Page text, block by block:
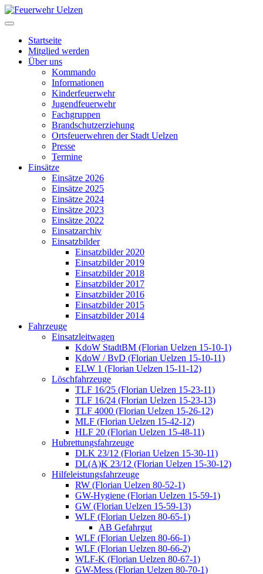
Startseite
Mitglied werden
Über uns
Kommando
Informationen
Kinderfeuerwehr
Jugendfeuerwehr
Fachgruppen
Brandschutzerziehung
Ortsfeuerwehren der Stadt Uelzen
Presse
Termine
Einsätze
Einsätze 2026
Einsätze 2025
Einsätze 2024
Einsätze 2023
Einsätze 2022
Einsatzarchiv
Einsatzbilder
Einsatzbilder 2020
Einsatzbilder 2019
Einsatzbilder 2018
Einsatzbilder 2017
Einsatzbilder 2016
Einsatzbilder 2015
Einsatzbilder 2014
Fahrzeuge
Einsatzleitwagen
KdoW StadtBM (Florian Uelzen 15-10-1)
KdoW / BvD (Florian Uelzen 15-10-11)
ELW 1 (Florian Uelzen 15-11-12)
Löschfahrzeuge
TLF 16/25 (Florian Uelzen 15-23-11)
TLF 16/24 (Florian Uelzen 15-23-13)
TLF 4000 (Florian Uelzen 15-26-12)
MLF (Florian Uelzen 15-42-12)
HLF 20 (Florian Uelzen 15-48-11)
Hubrettungsfahrzeuge
DLK 23/12 (Florian Uelzen 15-30-11)
DL(A)K 23/12 (Florian Uelzen 15-30-12)
Hilfeleistungsfahrzeuge
RW (Florian Uelzen 80-52-1)
GW-Hygiene (Florian Uelzen 15-59-1)
GW (Florian Uelzen 15-59-13)
WLF (Florian Uelzen 80-65-1)
AB Gefahrgut
WLF (Florian Uelzen 80-66-1)
WLF (Florian Uelzen 80-66-2)
WLF-K (Florian Uelzen 80-67-1)
GW-Mess (Florian Uelzen 80-70-1)